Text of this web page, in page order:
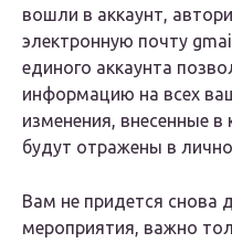
вошли в аккаунт,
электронную почту
единого аккаунта
информацию на всех
изменения, внесенные
будут отражены в
Вам не придется снова
мероприятия, важно